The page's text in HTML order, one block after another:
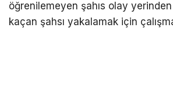
öğrenilemeyen şahıs olay yerinden
kaçan şahsı yakalamak için